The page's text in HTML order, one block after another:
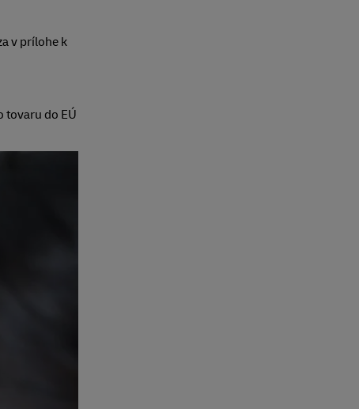
v prílohe k
tovaru do EÚ